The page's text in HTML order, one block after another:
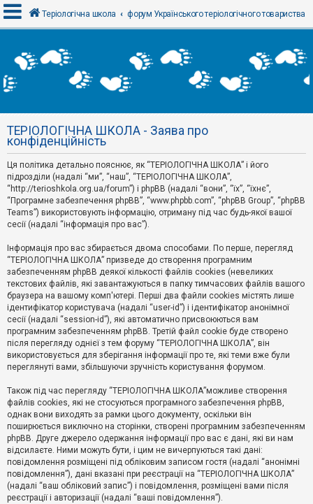
х
і
Р
е
с
т
р
а
ц
і
я
Т
е
м
и
б
е
з
в
і
д
о
і
д
е
й
А
т
и
в
Теріологічна школа форум Українського теріологічного товариства
ТЕРІОЛОГІЧНА ШКОЛА - Заява про
конфіденційність
Ця політика детально пояснює, як “ТЕРІОЛОГІЧНА ШКОЛА” і його
підрозділи (надалі “ми”, “наш”, “ТЕРІОЛОГІЧНА ШКОЛА”,
“http://terioshkola.org.ua/forum”) і phpBB (надалі “вони”, “їх”, “їхнє”,
“Програмне забезпечення phpBB”, “www.phpbb.com”, “phpBB Group”, “phpBB
Teams”) використовують інформацію, отриману під час будь-якої вашої
сесії (надалі “інформація про вас”).
Інформація про вас збирається двома способами. По перше, перегляд
“ТЕРІОЛОГІЧНА ШКОЛА” призведе до створення програмним
забезпеченням phpBB деякої кількості файлів cookies (невеликих
текстових файлів, які завантажуються в папку тимчасових файлів вашого
браузера на вашому комп'ютері. Перші два файли cookies містять лише
ідентифікатор користувача (надалі “user-id”) і ідентифікатор анонімної
сесії (надалі “session-id”), які автоматично присвоюються вам
програмним забезпеченням phpBB. Третій файл cookie буде створено
після перегляду однієї з тем форуму “ТЕРІОЛОГІЧНА ШКОЛА”, він
використовується для зберігання інформації про те, які теми вже були
переглянуті вами, збільшуючи зручність користування форумом.
Також під час перегляду “ТЕРІОЛОГІЧНА ШКОЛА”можливе створення
файлів cookies, які не стосуються програмного забезпечення phpBB,
однак вони виходять за рамки цього документу, оскільки він
поширюється виключно на сторінки, створені програмним забезпеченням
phpBB. Друге джерело одержання інформації про вас є дані, які ви нам
відсилаєте. Ними можуть бути, і цим не вичерпуються такі дані:
повідомлення розміщені під обліковим записом гостя (надалі “анонімні
повідомлення”), дані вказані при реєстрації на “ТЕРІОЛОГІЧНА ШКОЛА”
(надалі “ваш обліковий запис”) і повідомлення, розміщені вами після
реєстрації і авторизації (надалі “ваші повідомлення”).